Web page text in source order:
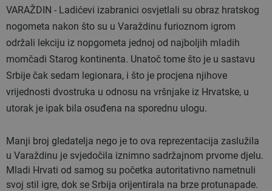
VARAŽDIN - Ladićevi izabranici osvjetlali su obraz hratskog
nogometa nakon što su u Varaždinu furioznom igrom
održali lekciju iz nopgometa jednoj od najboljih mladih
momčadi Starog kontinenta. Unatoč tome što je u sastavu
Srbije čak sedam legionara, i što je procjena njihove
vrijednosti dvostruka u odnosu na vršnjake iz Hrvatske, u
utorak je ipak bila osuđena na sporednu ulogu.
Manji broj gledatelja nego je to ova reprezentacija zaslužila
u Varaždinu je svjedočila iznimno sadržajnom prvome djelu.
Mladi Hrvati od samog su početka autoritativno nametnuli
svoj stil igre, dok se Srbija orijentirala na brze protunapade.